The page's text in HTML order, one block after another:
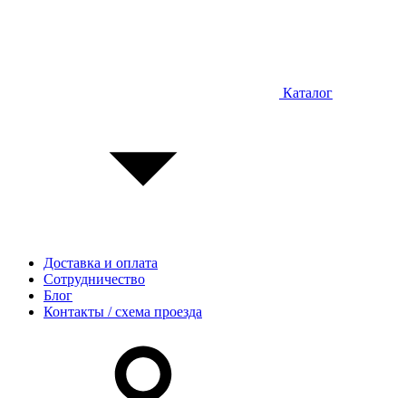
Каталог
Доставка и оплата
Сотрудничество
Блог
Контакты / схема проезда